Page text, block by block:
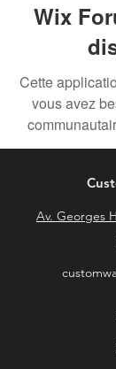
Wix
Cette
vous avez
Av. Georges